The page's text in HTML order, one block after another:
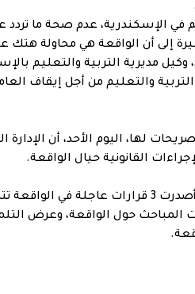
في الإسكندرية، عدم صحة ما
إلى أن الواقعة هي محاولة هتك
وكيل مديرية التربية والتعليم
التربية والتعليم من أجل إيقاف
لها، اليوم الأحد، أن
القانونية حيال الواقعة.
المباحث حول الواقعة، وعرض